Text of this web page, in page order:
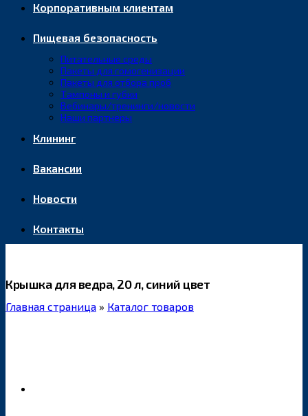
Корпоративным клиентам
Пищевая безопасность
Питательные среды
Пакеты для гомогенизации
Пакеты для отбора проб
Тампоны и губки
Вебинары/тренинги/новости
Наши партнеры
Клининг
Вакансии
Новости
Контакты
Крышка для ведра, 20 л, синий цвет
Главная страница » Каталог товаров